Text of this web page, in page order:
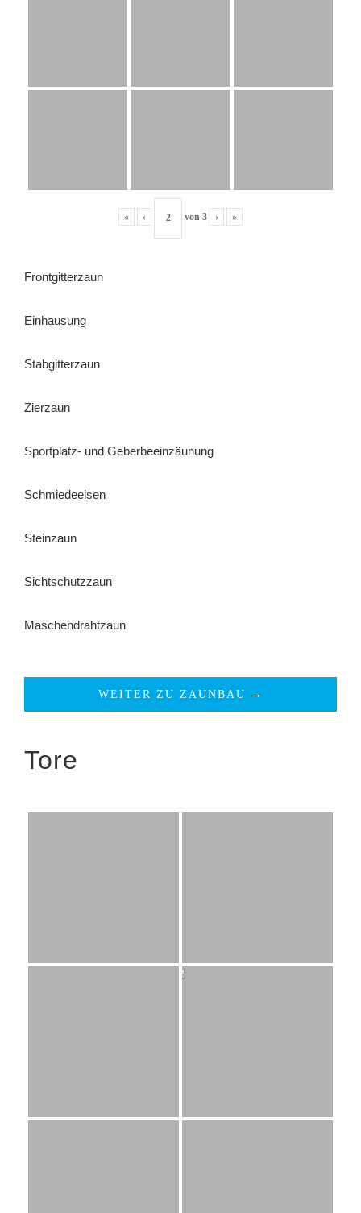
« ‹ von 3 › »
Frontgitterzaun
Einhausung
Stabgitterzaun
Zierzaun
Sportplatz- und Geberbeeinzäunung
Schmiedeeisen
Steinzaun
Sichtschutzzaun
Maschendrahtzaun
WEITER ZU ZAUNBAU →
Tore